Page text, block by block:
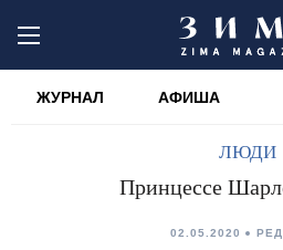
ЖУРНАЛ АФИША
ЛЮДИ
Принцессе
02.05.2020